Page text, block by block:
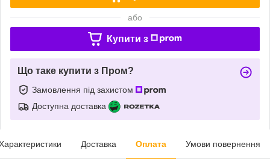
або
Купити з
Що таке купити з Пром?
Замовлення під захистом
Доступна доставка
Доставка Оплата Умови повернення